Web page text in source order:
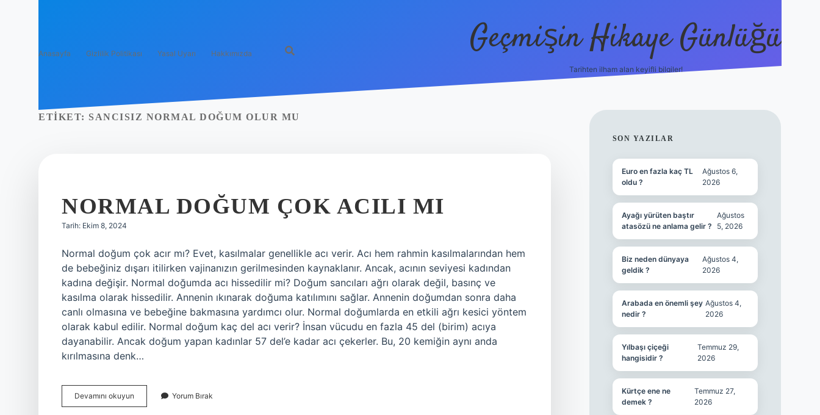
Anasayfa Gizlilik Politikası Yasal Uyarı Hakkımızda Geçmişin Hikaye Günlüğü
Tarihten ilham alan keyifli bilgiler!
ETIKET: SANCISIZ NORMAL DOĞUM OLUR MU
NORMAL DOĞUM ÇOK ACILI MI
Tarih: Ekim 8, 2024
Normal doğum çok acır mı? Evet, kasılmalar genellikle acı verir. Acı hem rahmin kasılmalarından hem
de bebeğiniz dışarı itilirken vajinanızın gerilmesinden kaynaklanır. Ancak, acının seviyesi kadından
kadına değişir. Normal doğumda acı hissedilir mi? Doğum sancıları ağrı olarak değil, basınç ve
kasılma olarak hissedilir. Annenin ıkınarak doğuma katılımını sağlar. Annenin doğumdan sonra daha
canlı olmasına ve bebeğine bakmasına yardımcı olur. Normal doğumlarda en etkili ağrı kesici yöntem
olarak kabul edilir. Normal doğum kaç del acı verir? İnsan vücudu en fazla 45 del (birim) acıya
dayanabilir. Ancak doğum yapan kadınlar 57 del’e kadar acı çekerler. Bu, 20 kemiğin aynı anda
kırılmasına denk…
Devamını okuyun
Doğum
Yorum Bırak
SIDEBAR
SON YAZILAR
Euro en fazla kaç TL
oldu ?
Ağustos 6,
2026
Ayağı yürüten baştır
atasözü ne anlama gelir ?
Ağustos
5, 2026
Biz neden dünyaya
geldik ?
Ağustos 4,
2026
Arabada en önemli şey
nedir ?
Ağustos 4,
2026
Yılbaşı çiçeği
hangisidir ?
Temmuz 29,
2026
Kürtçe ene ne
demek ?
Temmuz 27,
2026
https://elexbetgiris.org/ betexper yeni